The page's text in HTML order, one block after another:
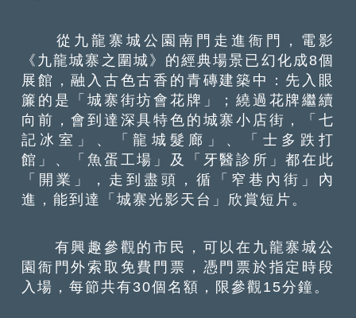
從九龍寨城公園南門走進衙門，電影
《九龍城寨之圍城》的經典場景已幻化成8個
展館，融入古色古香的青磚建築中：先入眼
簾的是「城寨街坊會花牌」；繞過花牌繼續
向前，會到達深具特色的城寨小店街，「七
記冰室」、「龍城髮廊」、「士多跌打
館」、「魚蛋工場」及「牙醫診所」都在此
「開業」，走到盡頭，循「窄巷內街」內
進，能到達「城寨光影天台」欣賞短片。
有興趣參觀的市民，可以在九龍寨城公
園衙門外索取免費門票，憑門票於指定時段
入場，每節共有30個名額，限參觀15分鐘。